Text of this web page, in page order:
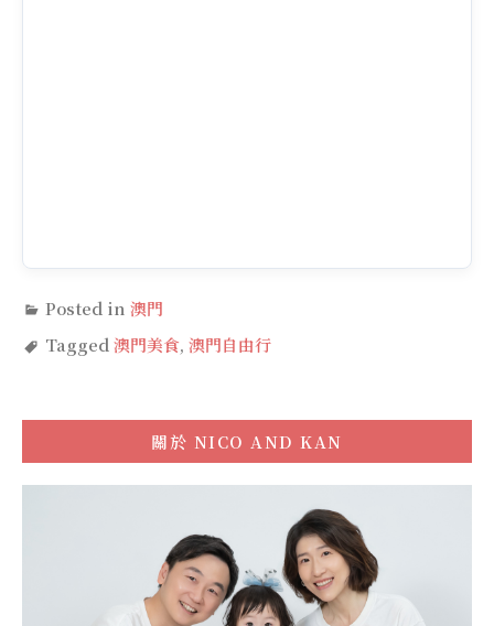
Posted in 澳門
Tagged 澳門美食, 澳門自由行
關於 NICO AND KAN